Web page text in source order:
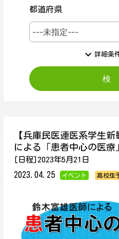
都道府県
expand_more 詳細条
【兵庫民医連医系学生
による「患者中心の医療
[日程]2023年5月21日
2023.04.25
イベント 高校生